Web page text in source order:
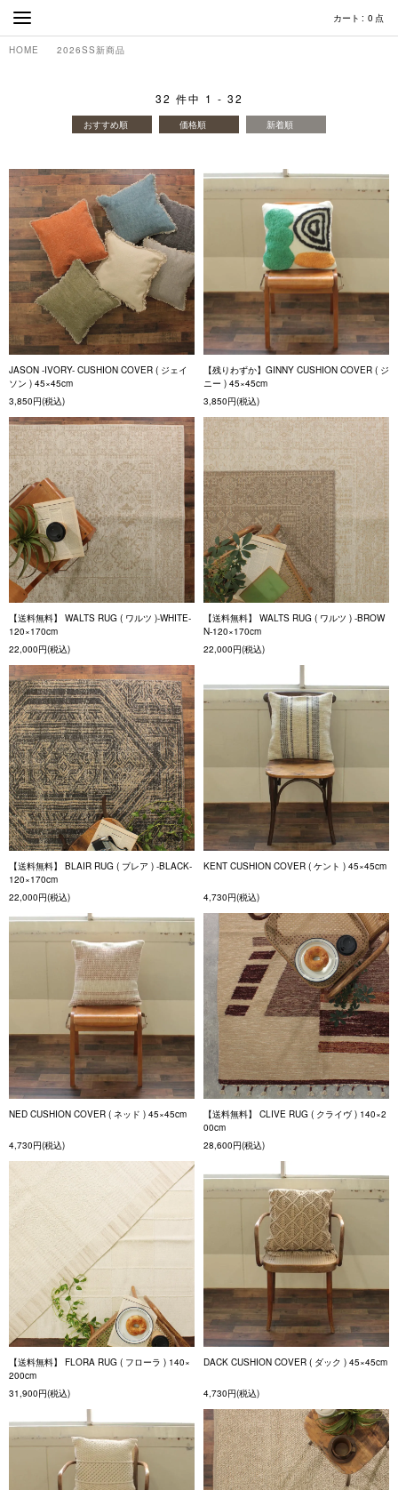
カート 0 点
HOME 2026SS新商品
32 件中 1 - 32
おすすめ順 価格順 新着順
JASON -IVORY- CUSHION COVER ( ジェイ
ソン ) 45×45cm
3,850円(税込)
【残りわずか】GINNY CUSHION COVER ( ジ
ニー ) 45×45cm
3,850円(税込)
【送料無料】 WALTS RUG ( ワルツ )-WHITE-
120×170cm
22,000円(税込)
【送料無料】 WALTS RUG ( ワルツ ) -BROW
N-120×170cm
22,000円(税込)
【送料無料】 BLAIR RUG ( ブレア ) -BLACK-
120×170cm
22,000円(税込)
KENT CUSHION COVER ( ケント ) 45×45cm
4,730円(税込)
NED CUSHION COVER ( ネッド ) 45×45cm
4,730円(税込)
【送料無料】 CLIVE RUG ( クライヴ ) 140×2
00cm
28,600円(税込)
【送料無料】 FLORA RUG ( フローラ ) 140×
200cm
31,900円(税込)
DACK CUSHION COVER ( ダック ) 45×45cm
4,730円(税込)